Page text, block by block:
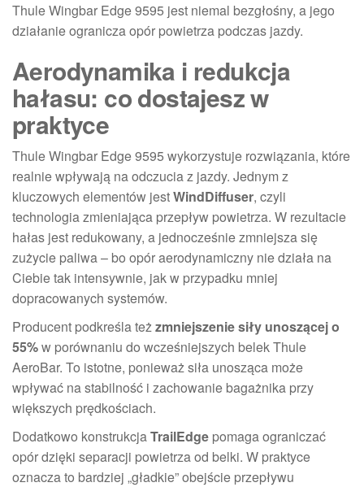
Thule Wingbar Edge 9595 jest niemal bezgłośny, a jego
działanie ogranicza opór powietrza podczas jazdy.
Aerodynamika i redukcja
hałasu: co dostajesz w
praktyce
Thule Wingbar Edge 9595 wykorzystuje rozwiązania, które
realnie wpływają na odczucia z jazdy. Jednym z
kluczowych elementów jestWindDiffuser, czyli
technologia zmieniająca przepływ powietrza. W rezultacie
hałas jest redukowany, a jednocześnie zmniejsza się
zużycie paliwa – bo opór aerodynamiczny nie działa na
Ciebie tak intensywnie, jak w przypadku mniej
dopracowanych systemów.
Producent podkreśla teżzmniejszenie siły unoszącej o
55%w porównaniu do wcześniejszych belek Thule
AeroBar. To istotne, ponieważ siła unosząca może
wpływać na stabilność i zachowanie bagażnika przy
większych prędkościach.
Dodatkowo konstrukcjaTrailEdge pomaga ograniczać
opór dzięki separacji powietrza od belki. W praktyce
oznacza to bardziej „gładkie” obejście przepływu